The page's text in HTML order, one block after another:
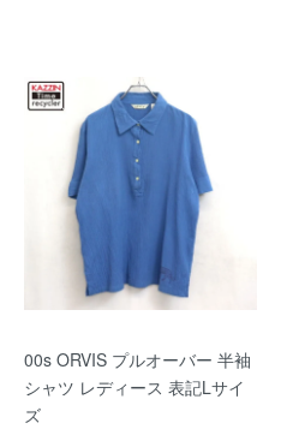
00s ORVIS プルオーバー 半袖
シャツ レディース 表記Lサイ
ズ